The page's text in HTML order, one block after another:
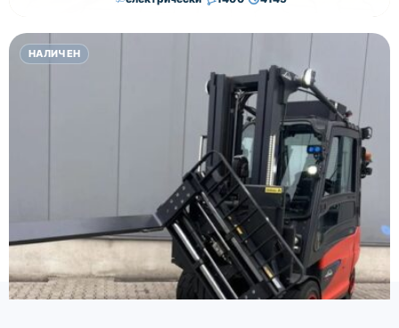
15,000.00€14,500.00€
Височина Състояние
втора употреба
НАЛИЧЕН